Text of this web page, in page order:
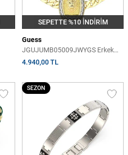
SEPETTE %10 İNDİRİM
Guess
JGUJUMB05009JWYGS Erkek
Bileklik
4.940,00 TL
SEZON